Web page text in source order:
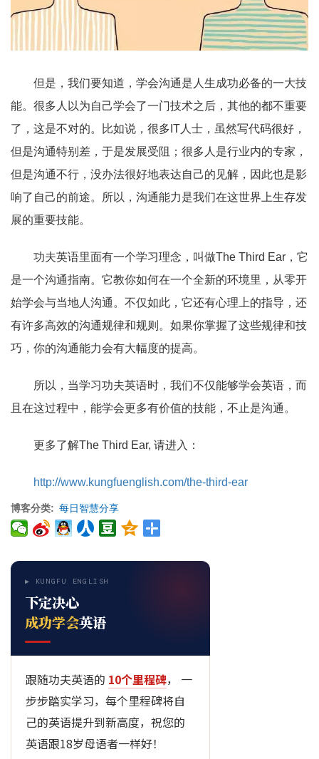
但是，我们要知道，学会沟通是人生成功必备的一大技
能。很多人以为自己学会了一门技术之后，其他的都不重要
了，这是不对的。比如说，很多IT人士，虽然写代码很好，
但是沟通特别差，于是发展受阻；很多人是行业内的专家，
但是沟通不行，没办法很好地表达自己的见解，因此也是影
响了自己的前途。所以，沟通能力是我们在这世界上生存发
展的重要技能。
功夫英语里面有一个学习理念，叫做The Third Ear，它
是一个沟通指南。它教你如何在一个全新的环境里，从零开
始学会与当地人沟通。不仅如此，它还有心理上的指导，还
有许多高效的沟通规律和规则。如果你掌握了这些规律和技
巧，你的沟通能力会有大幅度的提高。
所以，当学习功夫英语时，我们不仅能够学会英语，而
且在这过程中，能学会更多有价值的技能，不止是沟通。
更多了解The Third Ear, 请进入：
http://www.kungfuenglish.com/the-third-ear
博客分类 每日智慧分享
▶ KUNGFU ENGLISH
下定决心
成功学会英语
跟随功夫英语的 10个里程碑， 一
步步踏实学习，每个里程碑将自
己的英语提升到新高度，祝您的
英语跟18岁母语者一样好！